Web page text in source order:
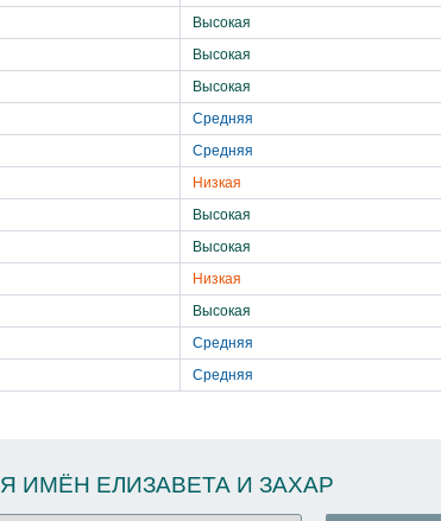
Высокая
Высокая
Высокая
Средняя
Средняя
Низкая
Высокая
Высокая
Низкая
Высокая
Средняя
Средняя
ИМЁН ЕЛИЗАВЕТА И ЗАХАР